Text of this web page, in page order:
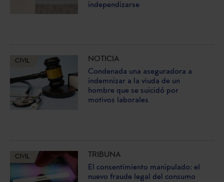
independizarse
CIVIL
NOTICIA
Condenada una aseguradora a
indemnizar a la viuda de un
hombre que se suicidó por
motivos laborales
CIVIL
TRIBUNA
El consentimiento manipulado: el
nuevo fraude legal del consumo